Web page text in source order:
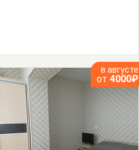
в августе
от 4000₽